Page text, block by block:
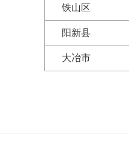
铁山区
阳新县
大冶市